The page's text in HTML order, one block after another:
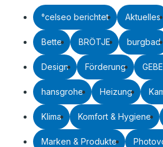
°celseo berichtet Aktuelles
Bette BRÖTJE burgbad
Design Förderung
hansgrohe Heizung
Klima Komfort & Hygiene
Marken & Produkte